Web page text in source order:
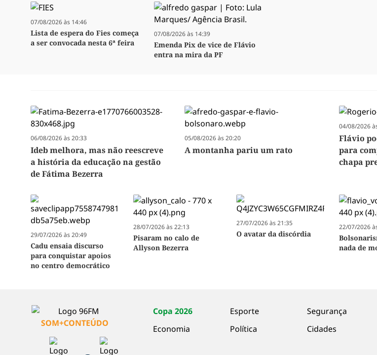
07/08/2026 às 14:46
Lista de espera do Fies começa
a ser convocada nesta 6ª feira
07/08/2026 às 14:39
Emenda Pix de vice de Flávio
entra na mira da PF
06/08/2026 às 20:33
Ideb melhora, mas não reescreve
a história da educação na gestão
de Fátima Bezerra
05/08/2026 às 20:20
A montanha pariu um rato
04/08/2026
Flávio
para
chapa
29/07/2026 às 20:49
Cadu ensaia discurso
para conquistar apoios
no centro democrático
28/07/2026 às 22:13
Pisaram no calo de
Allyson Bezerra
27/07/2026 às 21:35
O avatar da discórdia
22/07/2026
nada de
SOM+CONTEÚDO
Copa 2026
Economia
Esporte
Política
Segurança
Cidades